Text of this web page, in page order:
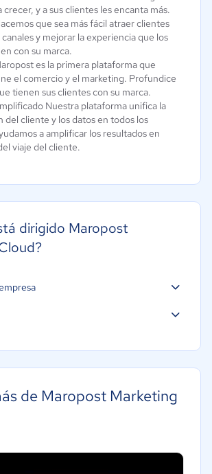
crecer, y a sus clientes les encanta más.
que sea más fácil atraer clientes
y mejorar la experiencia que los
con su marca.
es la primera plataforma que
el comercio y el marketing. Profundice
tienen sus clientes con su marca.
Nuestra plataforma unifica la
del cliente y los datos en todos los
a amplificar los resultados en
viaje del cliente.
dirigido Maropost
de Maropost Marketing